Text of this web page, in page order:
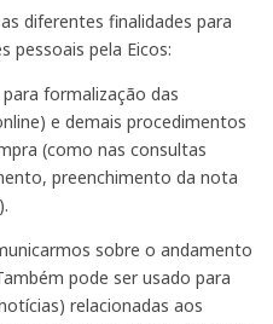
diferentes finalidades para
pessoais pela Eicos:
formalização das
e demais procedimentos
(como nas consultas
preenchimento da nota
sobre o andamento
pode ser usado para
relacionadas aos